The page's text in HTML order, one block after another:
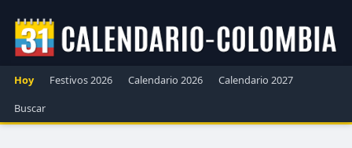
Hoy Festivos 2026 Calendario 2026
Calendario 2027
Buscar